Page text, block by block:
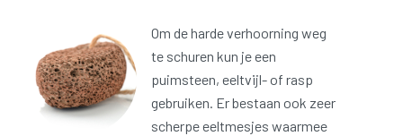
Om de harde verhoorning weg
te schuren kun je een
puimsteen, eeltvijl- of rasp
gebruiken. Er bestaan ook zeer
scherpe eeltmesjes waarmee